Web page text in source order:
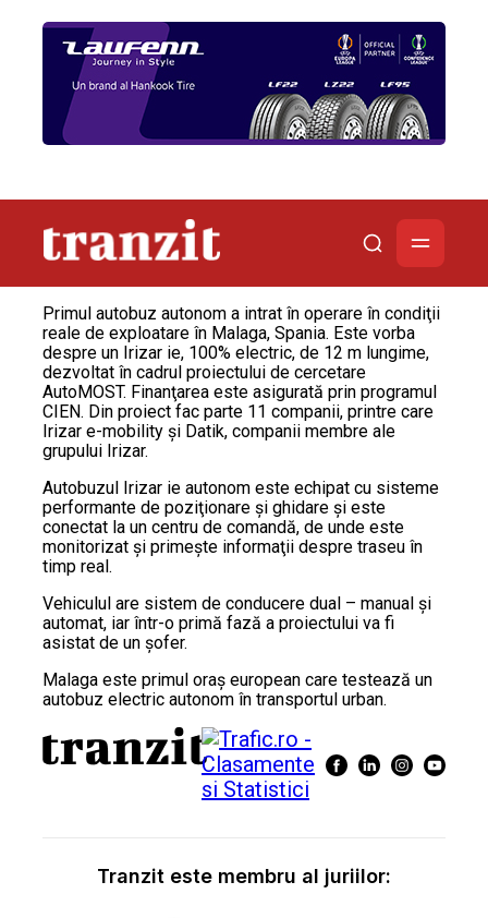
Primul autobuz autonom a intrat în operare în condiţii
reale de exploatare în Malaga, Spania. Este vorba
despre un Irizar ie, 100% electric, de 12 m lungime,
dezvoltat în cadrul proiectului de cercetare
AutoMOST. Finanţarea este asigurată prin programul
CIEN. Din proiect fac parte 11 companii, printre care
Irizar e-mobility şi Datik, companii membre ale
grupului Irizar.
Autobuzul Irizar ie autonom este echipat cu sisteme
performante de poziţionare şi ghidare şi este
conectat la un centru de comandă, de unde este
monitorizat şi primeşte informaţii despre traseu în
timp real.
Vehiculul are sistem de conducere dual – manual şi
automat, iar într-o primă fază a proiectului va fi
asistat de un şofer.
Malaga este primul oraş european care testează un
autobuz electric autonom în transportul urban.
Tranzit este membru al juriilor: